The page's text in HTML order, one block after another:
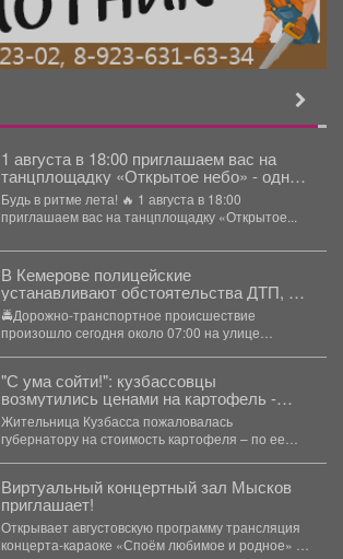
1 августа в 18:00 приглашаем вас на
танцплощадку «Открытое небо» - одно
из самых атмосферных событий этого
лета!
Будь в ритме лета! 🔥 1 августа в 18:00
приглашаем вас на танцплощадку «Открытое...
В Кемерове полицейские
устанавливают обстоятельства ДТП, в
котором погиб несовершеннолетний
водитель кроссового мотоцикла
🚔Дорожно-транспортное происшествие
произошло сегодня около 07:00 на улице
"С ума сойти!": кузбассовцы
возмутились ценами на картофель -
власти ответили
Жительница Кузбасса пожаловалась
губернатору на стоимость картофеля – по ее
Виртуальный концертный зал Мысков
приглашает!
Открывает августовскую программу трансляция
концерта-караоке «Споём любимое и родное» -